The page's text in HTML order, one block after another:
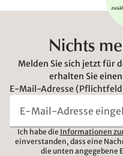
Nichts
Melden Sie sich jetzt für
erhalten Sie
E-Mail-Adresse
Ich habe die Informationen
einverstanden, dass eine
die unten angegebene